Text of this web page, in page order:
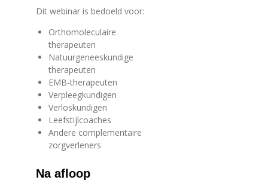
Dit webinar is bedoeld voor:
Orthomoleculaire
therapeuten
Natuurgeneeskundige
therapeuten
EMB-therapeuten
Verpleegkundigen
Verloskundigen
Leefstijlcoaches
Andere complementaire
zorgverleners
Na afloop